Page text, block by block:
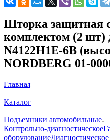
Шторка защитная
комплектом (2 шт)
N4122H1E-6B
NORDBERG 01-
Главная
—
Каталог
—
Подъемники автомобильные
Контрольно-диагностическое
оборудование